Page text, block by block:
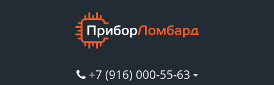
+7 (916) 000-55-63